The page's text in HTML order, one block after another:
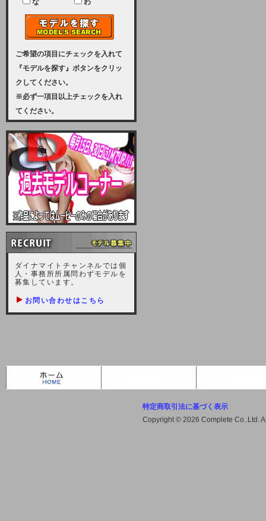
けいたしまして申し訳ございませ
ん。
2023-08-31 (木)
【サーバーメンテナンス実施のお知
らせ】
2023年 9月10日（日曜日）午前8：
サーバーメンテナンスを実施いたし
ます。その為、アクセスはできませ
ますが、ご理解の程を宜しくお願い
致します。
2022-09-01 (木)
【サーバーメンテナンスのお知ら
せ】
9月10日（土曜日）AM6：00から
AM8：00（予定）サーバーメンテ
ナンスを致します。ご迷惑をおかけ
しますが、宜しくお願い致します。
2021-10-22 (金)
2021/10/7に起きました地震によ
不安定な状況もあります。会員様に
は、ご不便をお掛けしますが宜しく
な わ
ご希望の項目にチェックを入れて
『モデルを探す』ボタンをクリッ
クしてください。
※必ず一項目以上チェックを入れ
てください。
ダイナマイトチャンネルでは個
人・事務所所属問わずモデルを
募集しています。
お問い合わせはこちら
特定商取引法に基づく表示
Copyright © 2026 Complete Co..Ltd.